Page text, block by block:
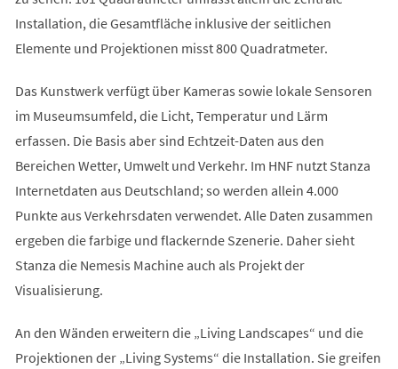
Installation, die Gesamtfläche inklusive der seitlichen
Elemente und Projektionen misst 800 Quadratmeter.
Das Kunstwerk verfügt über Kameras sowie lokale Sensoren
im Museumsumfeld, die Licht, Temperatur und Lärm
erfassen. Die Basis aber sind Echtzeit-Daten aus den
Bereichen Wetter, Umwelt und Verkehr. Im HNF nutzt Stanza
Internetdaten aus Deutschland; so werden allein 4.000
Punkte aus Verkehrsdaten verwendet. Alle Daten zusammen
ergeben die farbige und flackernde Szenerie. Daher sieht
Stanza die Nemesis Machine auch als Projekt der
Visualisierung.
An den Wänden erweitern die „Living Landscapes“ und die
Projektionen der „Living Systems“ die Installation. Sie greifen